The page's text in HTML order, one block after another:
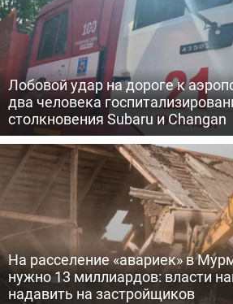
Лобовой удар на дороге к
два человека
столкновения Subaru и Changan
На расселение «авариек» в
нужно 13 миллиардов: власти
надавить на застройщиков